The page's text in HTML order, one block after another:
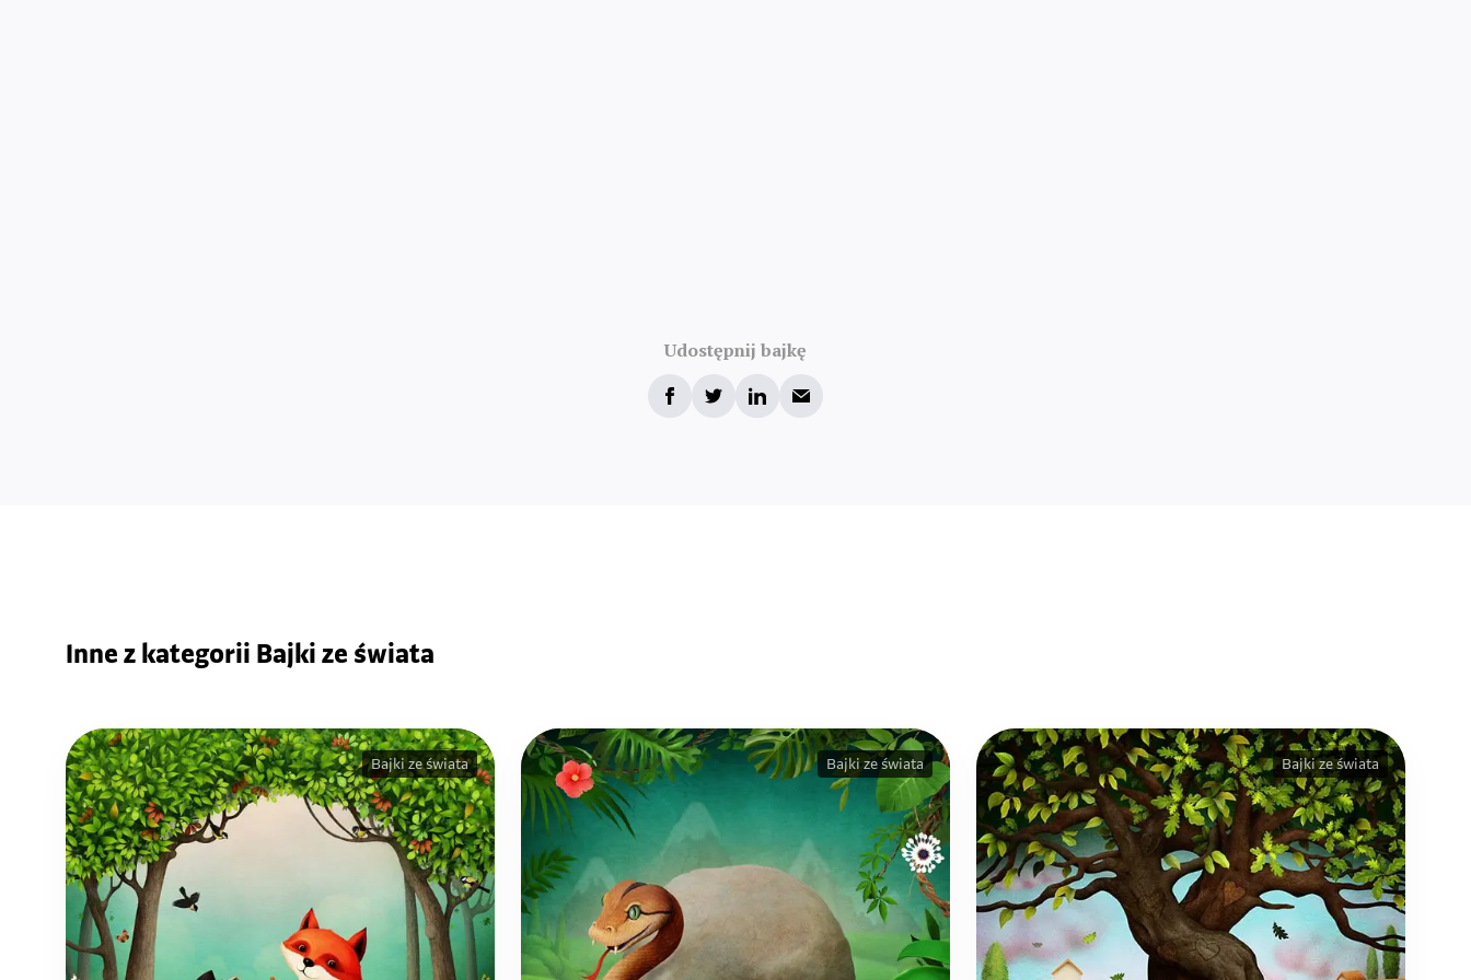
Udostępnij bajkę
Inne z kategorii Bajki ze świata
Bajki ze świata Bajki ze świata Bajki ze świata